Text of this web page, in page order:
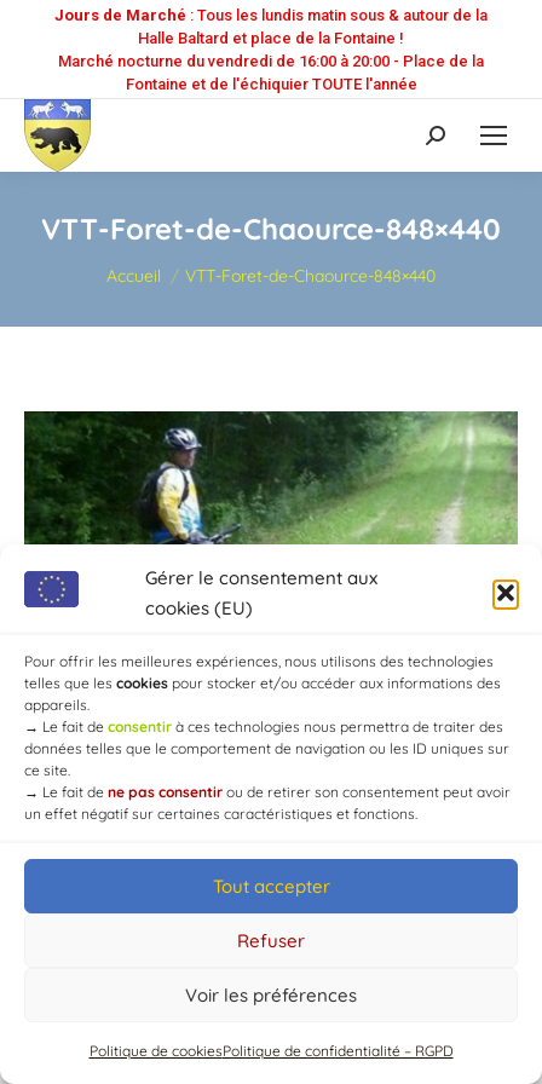
Gérer le consentement aux
cookies (EU)
Pour offrir les meilleures expériences, nous utilisons des technologies
telles que les cookies pour stocker et/ou accéder aux informations des
appareils.
→ Le fait de consentir à ces technologies nous permettra de traiter des
données telles que le comportement de navigation ou les ID uniques sur
ce site.
→ Le fait de ne pas consentir ou de retirer son consentement peut avoir
un effet négatif sur certaines caractéristiques et fonctions.
Tout accepter
Refuser
Voir les préférences
Politique de cookiesPolitique de confidentialité – RGPD
Jours de Marché : Tous les lundis matin sous & autour de la
Halle Baltard et place de la Fontaine !
Marché nocturne du vendredi de 16:00 à 20:00 - Place de la
Fontaine et de l'échiquier TOUTE l'année
Recherche
:
VTT-Foret-de-Chaource-848×440
Vous êtes ici :
Accueil VTT-Foret-de-Chaource-848×440
© Mairie de Chaource [2004-2024] | Tous droits réservés.
WEB3-DESIGN